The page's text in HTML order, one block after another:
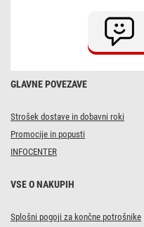
GLAVNE POVEZAVE
Strošek dostave in dobavni roki
Promocije in popusti
INFOCENTER
VSE O NAKUPIH
Splošni pogoji za končne potrošnike